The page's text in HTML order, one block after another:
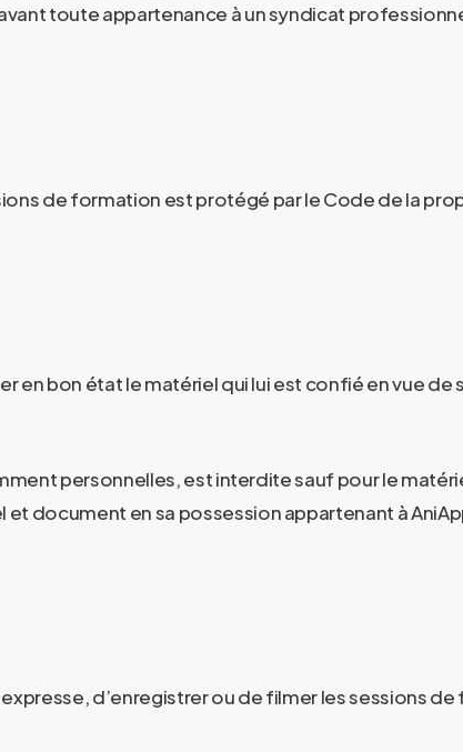
toute appartenance à un syndicat
de formation est protégé par le Code de la
en bon état le matériel qui lui est confié en vue
personnelles, est interdite sauf pour le
document en sa possession appartenant à
d’enregistrer ou de filmer les sessions